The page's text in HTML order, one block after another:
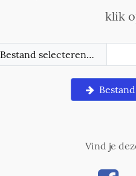
klik
Bestand selecteren…
Vind je